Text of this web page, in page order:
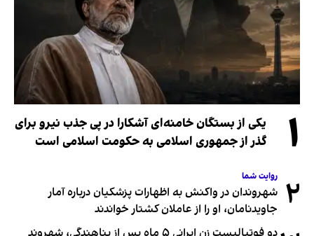
۱
یکی از بستگان خامنه‌ای آشکارا در پی جذب نیرو برای
گذر از جمهوری اسلامی به حکومت اسلامی است
۲ روایت شما
شهروندان در واکنش به اظهارات پزشکیان درباره آمار
جاویدنامان، او را از عاملان کشتار خواندند